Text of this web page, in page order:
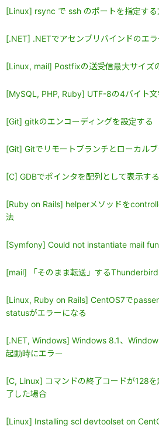
[Linux] rsync で ssh のポートを指定する
[.NET] .NETでアセンブリバインドのエ
[Linux, mail] Postfixの送受信最大サイズ
[MySQL, PHP, Ruby] UTF-8の4バイト
[Git] gitkのエンコーディングを設定する
[Git] Gitでリモートブランチとローカル
[C] GDBでポインタを配列として表示する
[Ruby on Rails] helperメソッドを
法
[Symfony] Could not instantiate mail
[mail] 「そのまま転送」する
[Linux, Ruby on Rails] CentOS7で
statusがエラーになる
[.NET, Windows] Windows 8.1、
起動時にエラー
[C, Linux] コマンドの終了コードが128
了した場合
[Linux] Installing scl devtoolset on